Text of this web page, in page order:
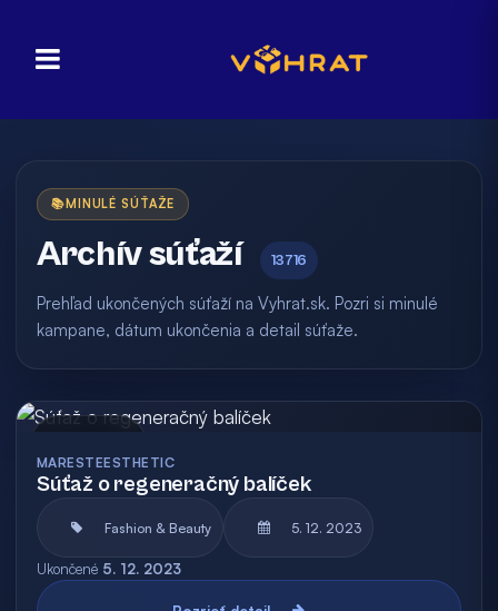
📚 MINULÉ SÚŤAŽE
Archív súťaží 13716
Prehľad ukončených súťaží na Vyhrat.sk. Pozri si minulé
kampane, dátum ukončenia a detail súťaže.
MARESTEESTHETIC
Súťaž o regeneračný balíček
Fashion & Beauty 5. 12. 2023
Ukončené 5. 12. 2023